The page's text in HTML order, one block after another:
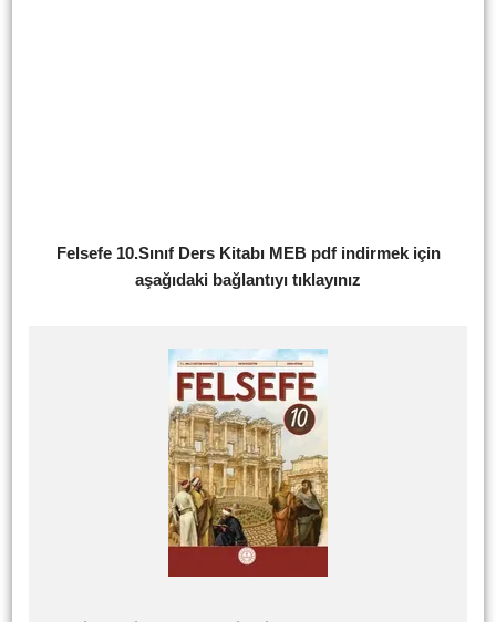
Felsefe 10.Sınıf Ders Kitabı MEB pdf indirmek için
aşağıdaki bağlantıyı tıklayınız